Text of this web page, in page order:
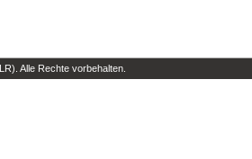
Alle Rechte vorbehalten.